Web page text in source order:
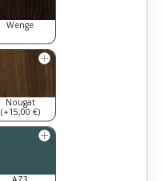
Wenge
Nougat
(+15,00 €)